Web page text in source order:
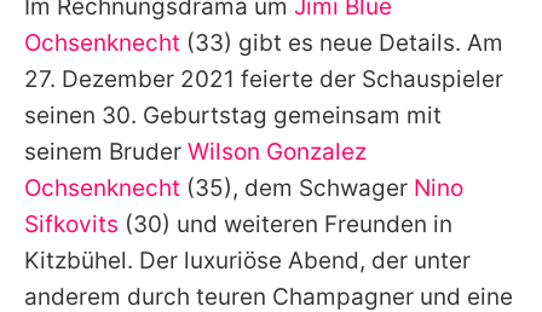
Alle Themen auf Promiflash
Jobs
App runterladen
Team
Redaktionelle Richtlinien
Impressum
Im Rechnungsdrama um Jimi Blue
Ochsenknecht (33) gibt es neue Details. Am
27. Dezember 2021 feierte der Schauspieler
seinen 30. Geburtstag gemeinsam mit
seinem Bruder Wilson Gonzalez
Ochsenknecht (35), dem Schwager Nino
Sifkovits (30) und weiteren Freunden in
Kitzbühel. Der luxuriöse Abend, der unter
anderem durch teuren Champagner und eine